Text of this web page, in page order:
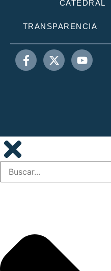
CATEDRAL
TRANSPARENCIA